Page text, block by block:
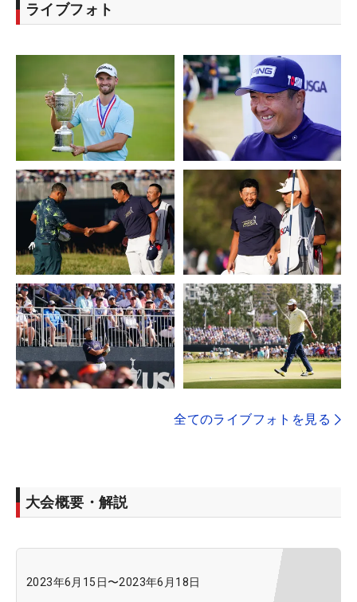
ライブフォト
全てのライブフォトを見る
大会概要・解説
2023年6月15日〜2023年6月18日